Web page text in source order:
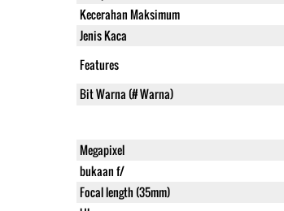
Kecerahan Maksimum
Jenis Kaca
Features
Bit Warna (# Warna)
Megapixel
bukaan f/
Focal length (35mm)